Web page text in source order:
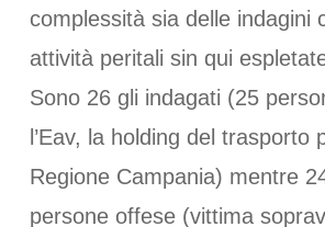
complessità sia delle indagini
attività peritali sin qui
Sono 26 gli indagati (25
l’Eav, la holding del trasporto
Regione Campania) mentre
persone offese (vittima